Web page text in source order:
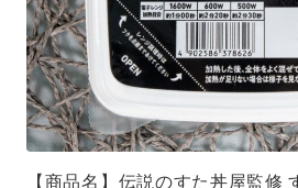
【商品名】伝説のすた丼屋監修